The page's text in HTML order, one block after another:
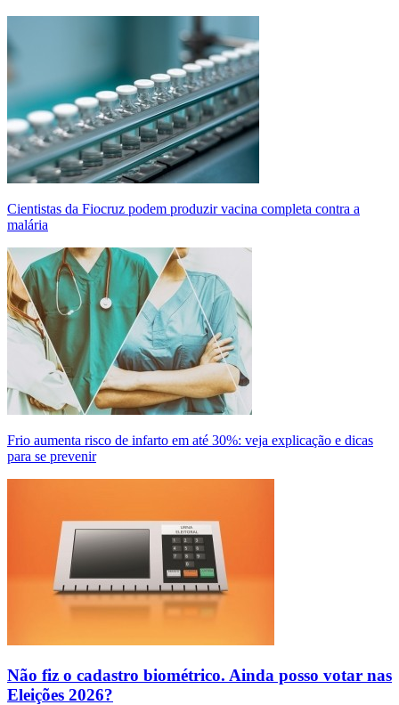
Cientistas da Fiocruz podem produzir vacina completa contra a
malária
Frio aumenta risco de infarto em até 30%: veja explicação e dicas
para se prevenir
Não fiz o cadastro biométrico. Ainda posso votar nas
Eleições 2026?